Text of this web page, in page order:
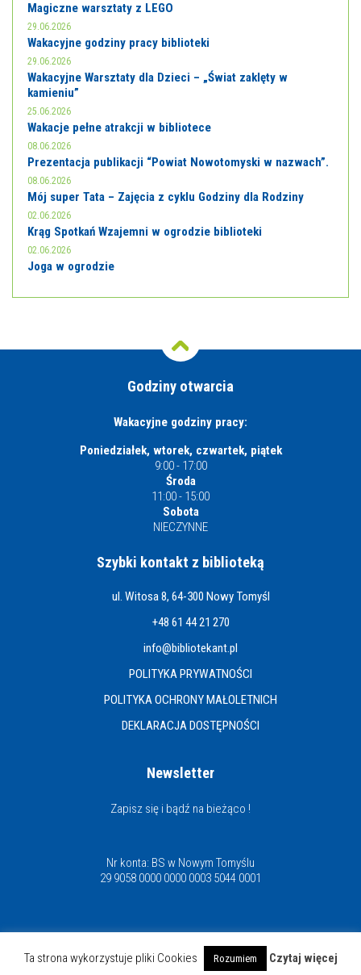
Magiczne warsztaty z LEGO
29.06.2026
Wakacyjne godziny pracy biblioteki
29.06.2026
Wakacyjne Warsztaty dla Dzieci – „Świat zaklęty w
kamieniu”
25.06.2026
Wakacje pełne atrakcji w bibliotece
08.06.2026
Prezentacja publikacji “Powiat Nowotomyski w nazwach”.
08.06.2026
Mój super Tata – Zajęcia z cyklu Godziny dla Rodziny
02.06.2026
Krąg Spotkań Wzajemni w ogrodzie biblioteki
02.06.2026
Joga w ogrodzie
Godziny otwarcia
Wakacyjne godziny pracy:
Poniedziałek, wtorek, czwartek, piątek
9:00 - 17:00
Środa
11:00 - 15:00
Sobota
NIECZYNNE
Szybki kontakt z biblioteką
ul. Witosa 8, 64-300 Nowy Tomyśl
+48 61 44 21 270
info@bibliotekant.pl
POLITYKA PRYWATNOŚCI
POLITYKA OCHRONY MAŁOLETNICH
DEKLARACJA DOSTĘPNOŚCI
Newsletter
Zapisz się i bądź na bieżąco !
Nr konta: BS w Nowym Tomyślu
29 9058 0000 0000 0003 5044 0001
Miejska i Powiatowa Biblioteka Publiczna
© Copyright 2021 | www.bibliotekant.pl
Ta strona wykorzystuje pliki Cookies Rozumiem Czytaj więcej